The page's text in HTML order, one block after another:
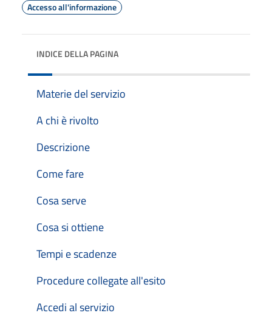
Accesso all'informazione
INDICE DELLA PAGINA
Materie del servizio
A chi è rivolto
Descrizione
Come fare
Cosa serve
Cosa si ottiene
Tempi e scadenze
Procedure collegate all'esito
Accedi al servizio